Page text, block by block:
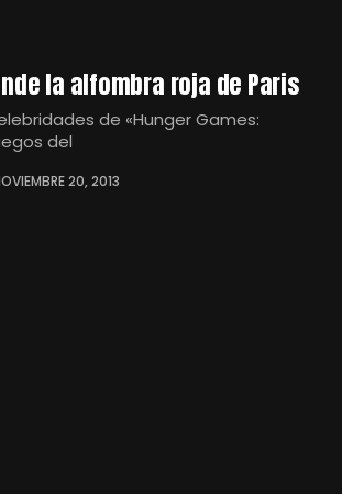
la alfombra roja de Paris
de «Hunger Games:
del
20, 2013